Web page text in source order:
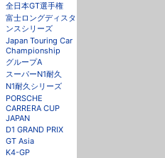
全日本GT選手権
富士ロングディスタ
ンスシリーズ
Japan Touring Car
Championship
グループA
スーパーN1耐久
N1耐久シリーズ
PORSCHE
CARRERA CUP
JAPAN
D1 GRAND PRIX
GT Asia
K4-GP